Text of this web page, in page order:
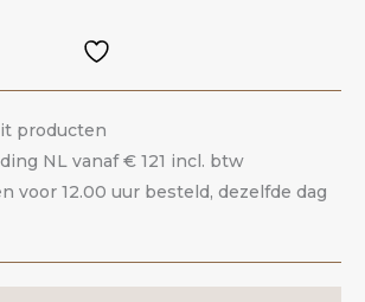
producten
NL vanaf € 121 incl. btw
voor 12.00 uur besteld, dezelfde dag